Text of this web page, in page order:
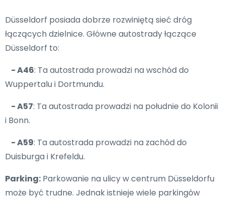
Düsseldorf posiada dobrze rozwiniętą sieć dróg
łączących dzielnice. Główne autostrady łączące
Düsseldorf to:
- A46: Ta autostrada prowadzi na wschód do
Wuppertalu i Dortmundu.
- A57: Ta autostrada prowadzi na południe do Kolonii
i Bonn.
- A59: Ta autostrada prowadzi na zachód do
Duisburga i Krefeldu.
Parking: Parkowanie na ulicy w centrum Düsseldorfu
może być trudne. Jednak istnieje wiele parkingów